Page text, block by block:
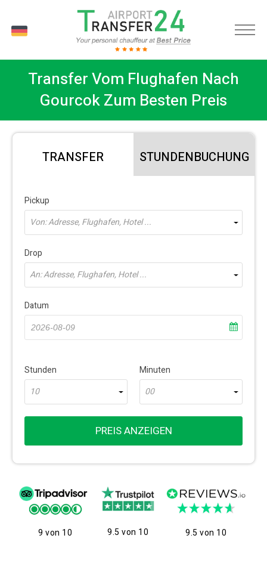
Transfer Vom Flughafen Nach
Gourcok Zum Besten Preis
TRANSFER STUNDENBUCHUNG
Pickup
Von: Adresse, Flughafen, Hotel ...
Drop
An: Adresse, Flughafen, Hotel ...
Datum
Stunden
10
Minuten
00
PREIS ANZEIGEN
9 von 10 9.5 von 10 9.5 von 10